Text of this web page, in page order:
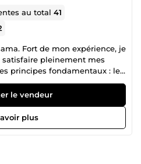
au total41
Fort de mon expérience, je
pleinement mes
principes fondamentaux : le
la rapidité et la disponibilité.
dans la réussite de
N'hésitez pas à me
amples informations. Je me
toutes vos questions.
le vendeur
plus